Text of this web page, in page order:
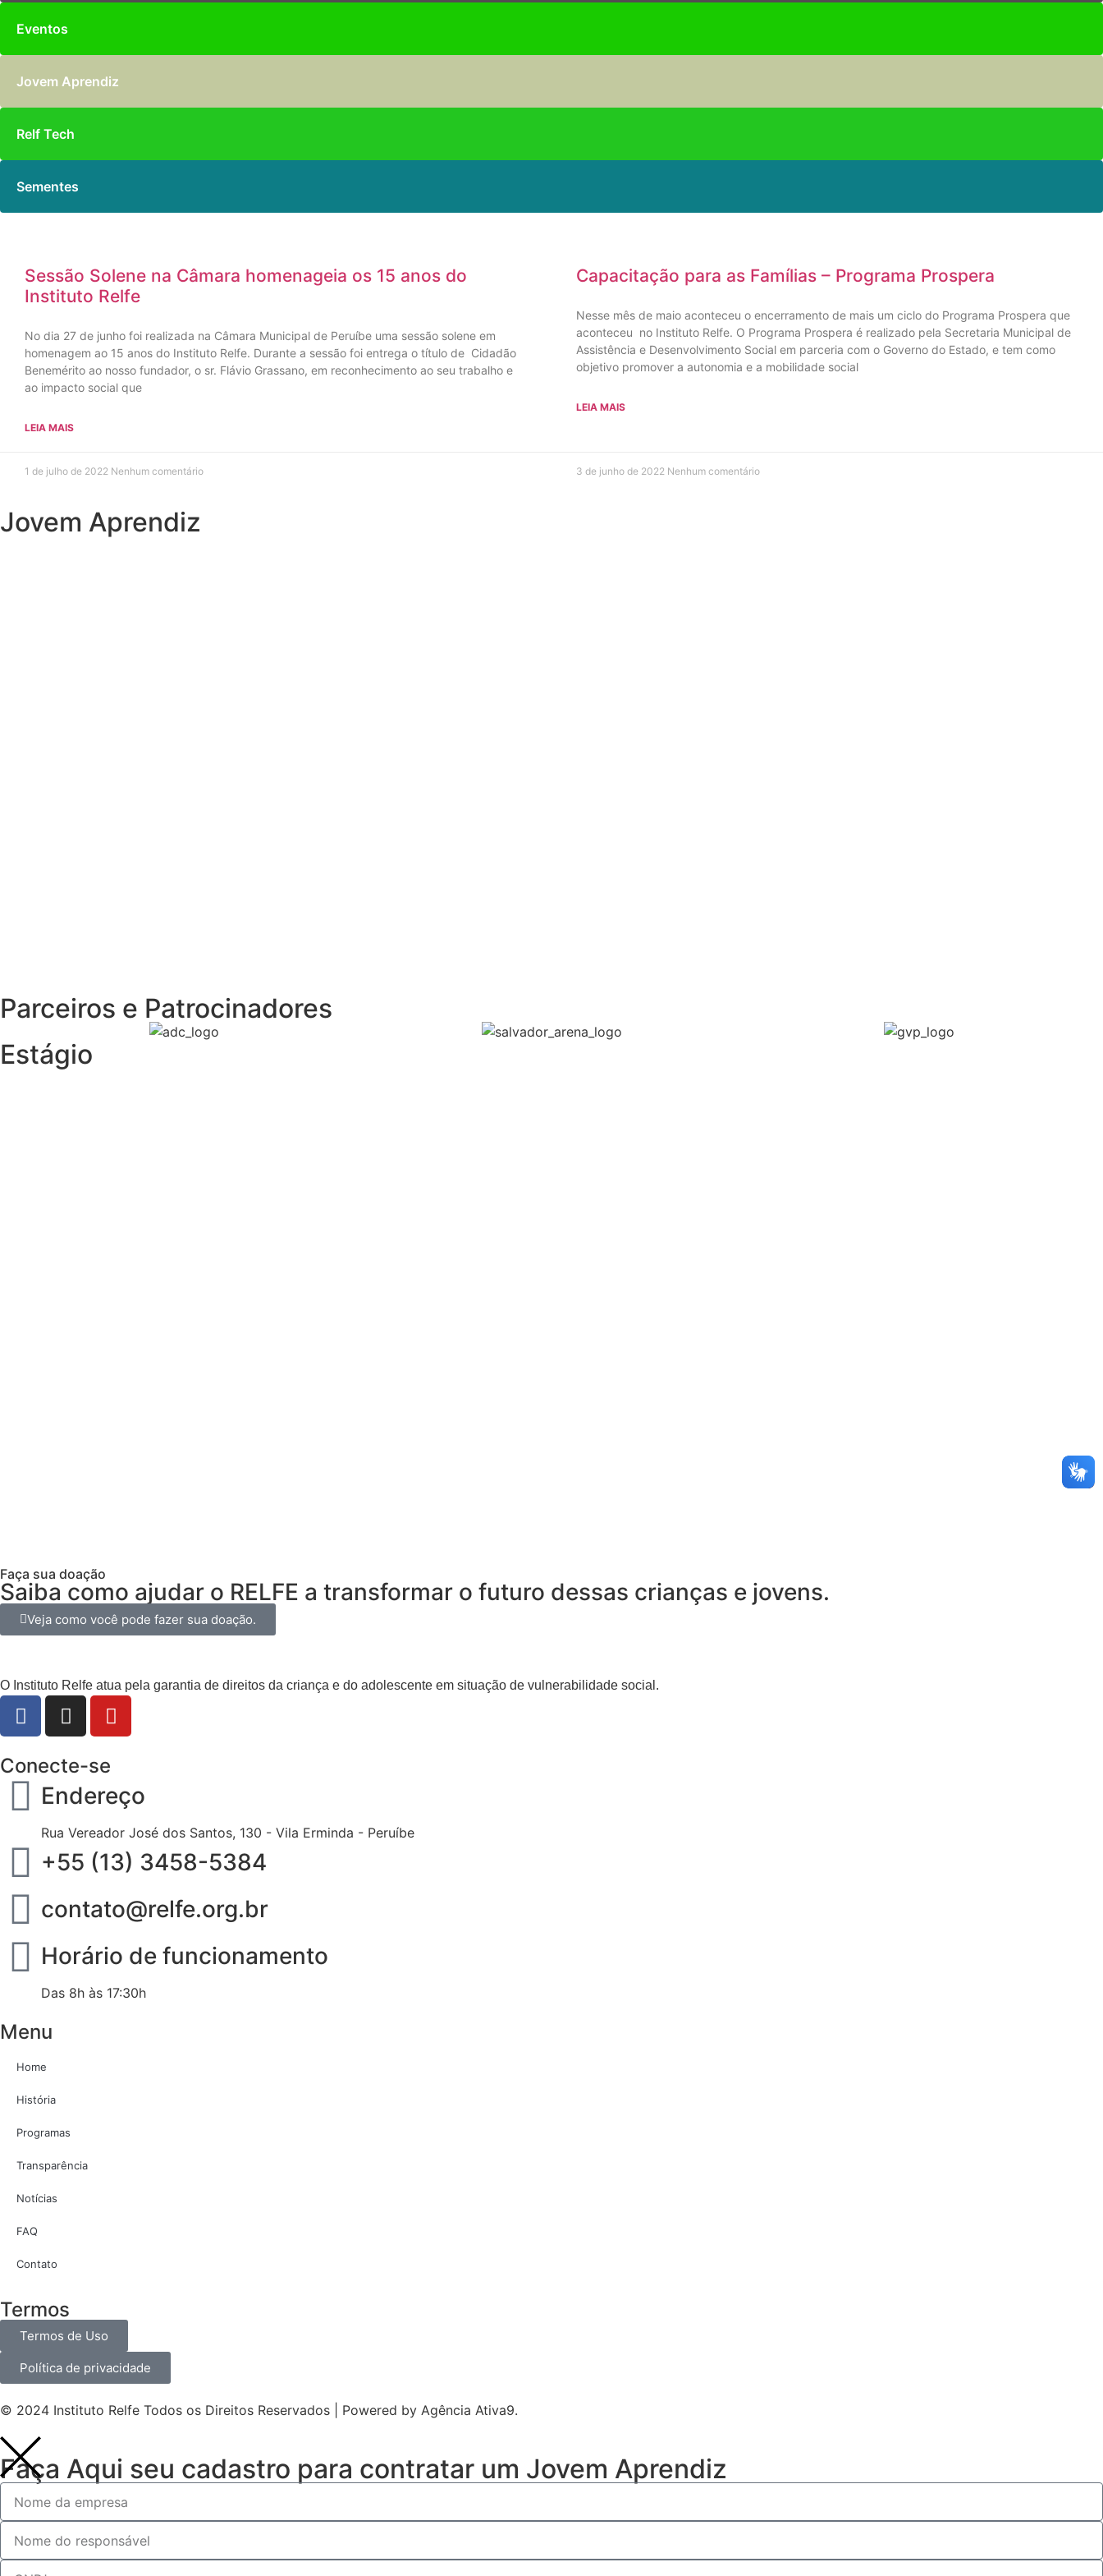
Eventos
Jovem Aprendiz
Relf Tech
Sementes
Sessão Solene na Câmara homenageia os 15 anos do
Instituto Relfe
No dia 27 de junho foi realizada na Câmara Municipal de Peruíbe uma sessão solene em
homenagem ao 15 anos do Instituto Relfe. Durante a sessão foi entrega o título de Cidadão
Benemérito ao nosso fundador, o sr. Flávio Grassano, em reconhecimento ao seu trabalho e
ao impacto social que
LEIA MAIS
1 de julho de 2022 Nenhum comentário
Capacitação para as Famílias – Programa Prospera
Nesse mês de maio aconteceu o encerramento de mais um ciclo do Programa Prospera que
aconteceu no Instituto Relfe. O Programa Prospera é realizado pela Secretaria Municipal de
Assistência e Desenvolvimento Social em parceria com o Governo do Estado, e tem como
objetivo promover a autonomia e a mobilidade social
LEIA MAIS
3 de junho de 2022 Nenhum comentário
Jovem Aprendiz
Parceiros e Patrocinadores
Estágio
Faça sua doação
Saiba como ajudar o RELFE a transformar o futuro dessas crianças e jovens.
Veja como você pode fazer sua doação.
O Instituto Relfe atua pela garantia de direitos da criança e do adolescente em situação de vulnerabilidade social.
Conecte-se
Endereço
Rua Vereador José dos Santos, 130 - Vila Erminda - Peruíbe
+55 (13) 3458-5384
contato@relfe.org.br
Horário de funcionamento
Das 8h às 17:30h
Menu
Home
História
Programas
Transparência
Notícias
FAQ
Contato
Termos
Termos de Uso
Política de privacidade
© 2024 Instituto Relfe Todos os Direitos Reservados | Powered by Agência Ativa9.
Faça Aqui seu cadastro para contratar um Jovem Aprendiz